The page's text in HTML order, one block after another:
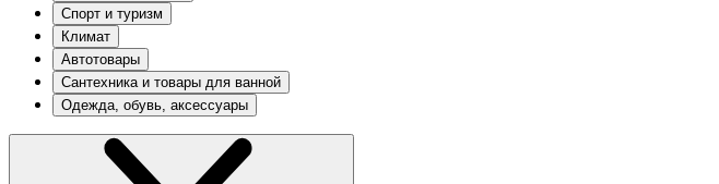
Спорт и туризм
Климат
Автотовары
Сантехника и товары для ванной
Одежда, обувь, аксессуары